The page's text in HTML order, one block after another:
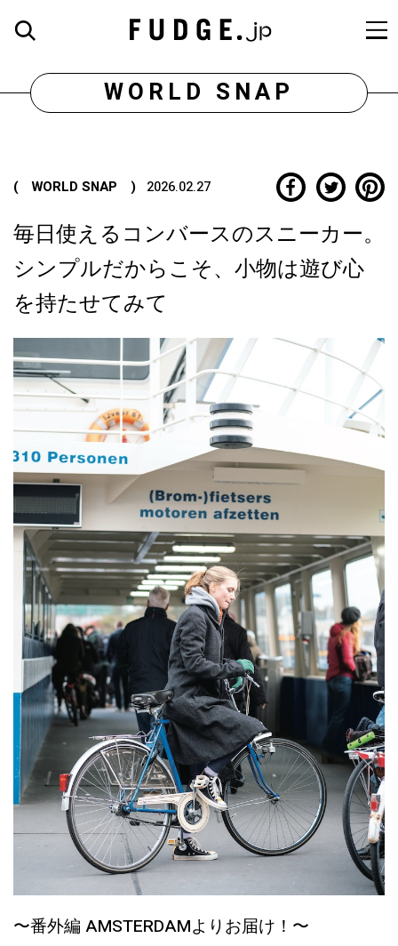
WORLD SNAP
( WORLD SNAP ) 2026.02.27
毎日使えるコンバースのスニーカー。
シンプルだからこそ、小物は遊び心
を持たせてみて
〜番外編 AMSTERDAMよりお届け！〜